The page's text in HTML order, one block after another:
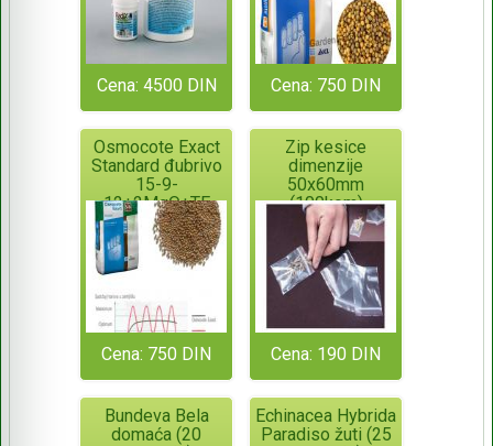
Cena: 4500 DIN Cena: 750 DIN
Osmocote Exact
Standard đubrivo
15-9-
12+2MgO+TE
(deluje 6 meseci)
Cena: 750 DIN
Zip kesice
dimenzije
50x60mm
(100kom)
Cena: 190 DIN
Bundeva Bela
domaća (20
Echinacea Hybrida
Paradiso žuti (25